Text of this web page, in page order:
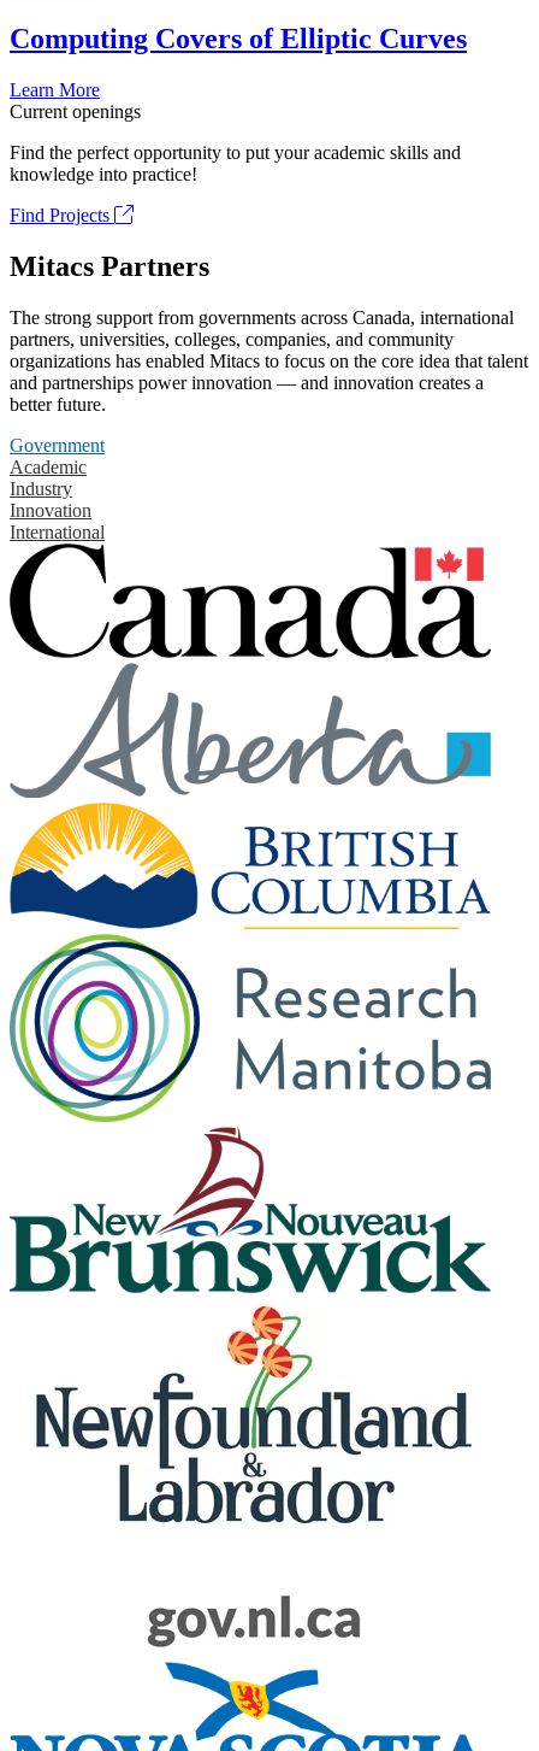
Computing Covers of Elliptic Curves
Learn More
Current openings
Find the perfect opportunity to put your academic skills and
knowledge into practice!
Find Projects
Mitacs Partners
The strong support from governments across Canada, international
partners, universities, colleges, companies, and community
organizations has enabled Mitacs to focus on the core idea that talent
and partnerships power innovation — and innovation creates a
better future.
Government
Academic
Industry
Innovation
International